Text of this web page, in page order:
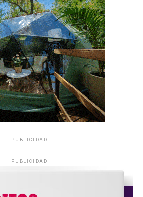
PUBLICIDAD
PUBLICIDAD